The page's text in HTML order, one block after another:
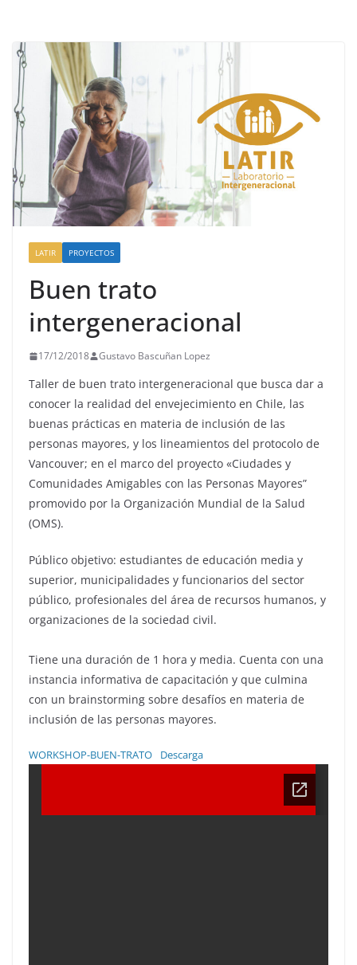
LATIR PROYECTOS
Buen trato
intergeneracional
17/12/2018 Gustavo Bascuñan Lopez
Taller de buen trato intergeneracional que busca dar a
conocer la realidad del envejecimiento en Chile, las
buenas prácticas en materia de inclusión de las
personas mayores, y los lineamientos del protocolo de
Vancouver; en el marco del proyecto «Ciudades y
Comunidades Amigables con las Personas Mayores”
promovido por la Organización Mundial de la Salud
(OMS).
Público objetivo: estudiantes de educación media y
superior, municipalidades y funcionarios del sector
público, profesionales del área de recursos humanos, y
organizaciones de la sociedad civil.
Tiene una duración de 1 hora y media. Cuenta con una
instancia informativa de capacitación y que culmina
con un brainstorming sobre desafíos en materia de
inclusión de las personas mayores.
WORKSHOP-BUEN-TRATO Descarga